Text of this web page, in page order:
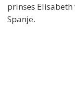
prinses Elisabeth
Spanje.